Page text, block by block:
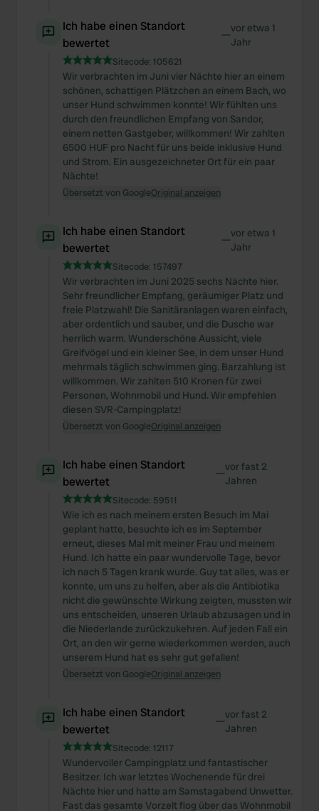
Ich habe einen Standort
bewertet
—vor etwa 1
Jahr
Sitecode: 105621
Wir verbrachten im Juni vier Nächte hier an einem
schönen, schattigen Plätzchen an einem Bach, wo
unser Hund schwimmen konnte! Wir fühlten uns
durch den freundlichen Empfang von Sandor,
einem netten Gastgeber, willkommen! Wir zahlten
6500 HUF pro Nacht für uns beide inklusive Hund
und Strom. Ein ausgezeichneter Ort für ein paar
Nächte!
Übersetzt von GoogleOriginal anzeigen
Ich habe einen Standort
bewertet
—vor etwa 1
Jahr
Sitecode: 157497
Wir verbrachten im Juni 2025 sechs Nächte hier.
Sehr freundlicher Empfang, geräumiger Platz und
freie Platzwahl! Die Sanitäranlagen waren einfach,
aber ordentlich und sauber, und die Dusche war
herrlich warm. Wunderschöne Aussicht, viele
Greifvögel und ein kleiner See, in dem unser Hund
mehrmals täglich schwimmen ging. Barzahlung ist
willkommen. Wir zahlten 510 Kronen für zwei
Personen, Wohnmobil und Hund. Wir empfehlen
diesen SVR-Campingplatz!
Übersetzt von GoogleOriginal anzeigen
Ich habe einen Standort
bewertet
—vor fast 2
Jahren
Sitecode: 59511
Wie ich es nach meinem ersten Besuch im Mai
geplant hatte, besuchte ich es im September
erneut, dieses Mal mit meiner Frau und meinem
Hund. Ich hatte ein paar wundervolle Tage, bevor
ich nach 5 Tagen krank wurde. Guy tat alles, was er
konnte, um uns zu helfen, aber als die Antibiotika
nicht die gewünschte Wirkung zeigten, mussten wir
uns entscheiden, unseren Urlaub abzusagen und in
die Niederlande zurückzukehren. Auf jeden Fall ein
Ort, an den wir gerne wiederkommen werden, auch
unserem Hund hat es sehr gut gefallen!
Übersetzt von GoogleOriginal anzeigen
Ich habe einen Standort
bewertet
—vor fast 2
Jahren
Sitecode: 12117
Wundervoller Campingplatz und fantastischer
Besitzer. Ich war letztes Wochenende für drei
Nächte hier und hatte am Samstagabend Unwetter.
Fast das gesamte Vorzelt flog über das Wohnmobil